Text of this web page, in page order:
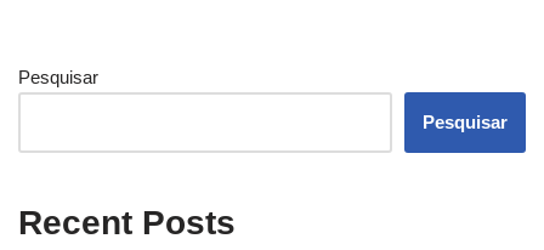
Pesquisar
Pesquisar
Recent Posts